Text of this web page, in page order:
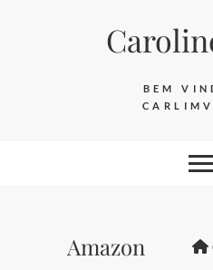
BEM
Amazon